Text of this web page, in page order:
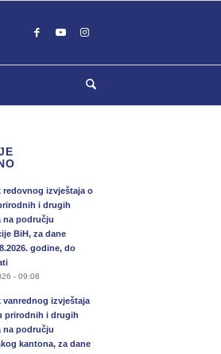
redovnog izvještaja o
i drugih
na području
BiH, za dane
godine, do
- 09:08
vanrednog izvještaja
prirodnih i drugih
na području
kantona, za dane